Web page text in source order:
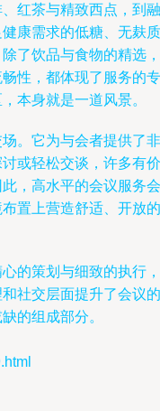
红茶与精致西点，到融
康需求的低糖、无麸质
了饮品与食物的精选，
性，都体现了服务的专
本身就是一道风景。
。它为与会者提供了非
或轻松交谈，许多有价
，高水平的会议服务会
置上营造舒适、开放的
的策划与细致的执行，
社交层面提升了会议的
的组成部分。